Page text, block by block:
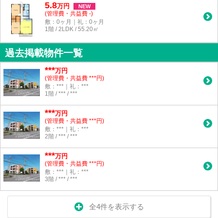
5.8万円 NEW
(管理費・共益費 -)
敷：0ヶ月｜礼：0ヶ月
1階 / 2LDK / 55.20㎡
過去掲載物件一覧
***万円
(管理費・共益費 ***円)
敷：***｜礼：***
1階 / *** / ***
***万円
(管理費・共益費 ***円)
敷：***｜礼：***
2階 / *** / ***
***万円
(管理費・共益費 ***円)
敷：***｜礼：***
3階 / *** / ***
全4件を表示する